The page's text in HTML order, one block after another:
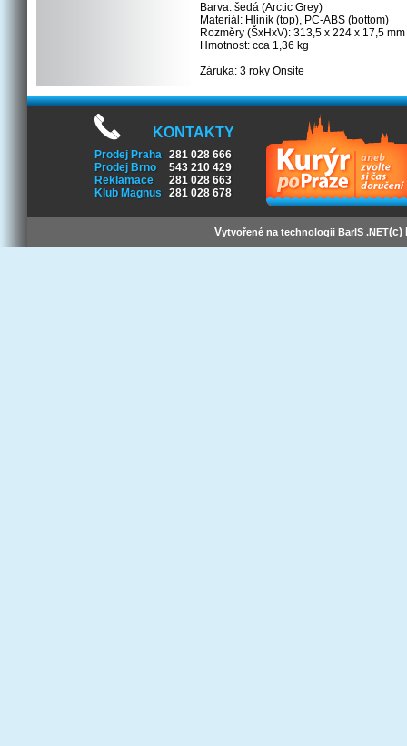
Barva: šedá (Arctic Grey)
Materiál: Hliník (top), PC-ABS (bottom)
Rozměry (ŠxHxV): 313,5 x 224 x 17,5 mm
Hmotnost: cca 1,36 kg
Záruka: 3 roky Onsite
KONTAKTY
Prodej Praha 281 028 666
Prodej Brno
543 210 429
Reklamace
281 028 663
Klub Magnus
281 028 678
Vytvořené na technologii BarIS .NET(c)